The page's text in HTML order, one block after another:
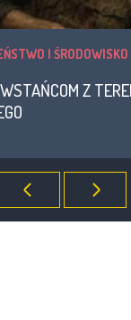
I ŚRODOWISKO
Z